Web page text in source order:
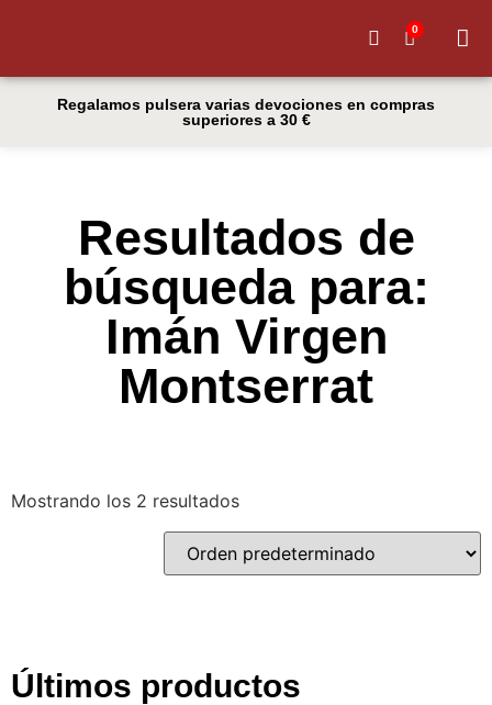
0
Regalamos pulsera varias devociones en compras
superiores a 30 €
Resultados de
búsqueda para:
Imán Virgen
Montserrat
Mostrando los 2 resultados
Últimos productos